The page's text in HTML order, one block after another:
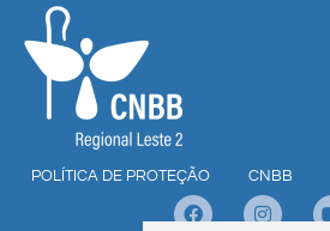
POLÍTICA DE PROTEÇÃO CNBB